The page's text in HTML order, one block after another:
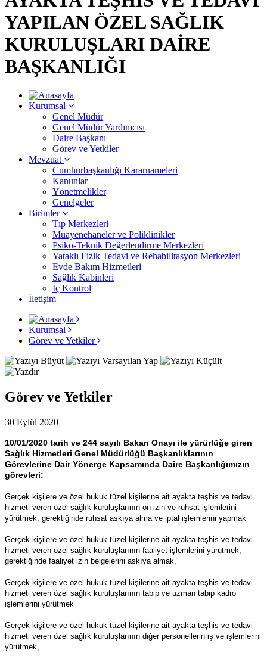
YAPILAN ÖZEL SAĞLIK
KURULUŞLARI DAİRE
BAŞKANLIĞI
Kurumsal
Genel Müdür
Genel Müdür Yardımcısı
Daire Başkanı
Görev ve Yetkiler
Mevzuat
Cumhurbaşkanlığı Kararnameleri
Kanunlar
Yönetmelikler
Genelgeler
Birimler
Tıp Merkezleri
Muayenehaneler ve Poliklinikler
Psiko-Teknik Değerlendirme Merkezleri
Yataklı Fizik Tedavi ve Rehabilitasyon Merkezleri
Evde Bakım Hizmetleri
Sağlık Kabinleri
İç Kontrol
İletişim
Kurumsal
Görev ve Yetkiler
Görev ve Yetkiler
30 Eylül 2020
10/01/2020 tarih ve 244 sayılı Bakan Onayı ile yürürlüğe giren
Sağlık Hizmetleri Genel Müdürlüğü Başkanlıklarının
Görevlerine Dair Yönerge Kapsamında Daire Başkanlığımızın
görevleri:
Gerçek kişilere ve özel hukuk tüzel kişilerine ait ayakta teşhis ve tedavi
hizmeti veren özel sağlık kuruluşlarının ön izin ve ruhsat işlemlerini
yürütmek, gerektiğinde ruhsat askıya alma ve iptal işlemlerini yapmak
Gerçek kişilere ve özel hukuk tüzel kişilerine ait ayakta teşhis ve tedavi
hizmeti veren özel sağlık kuruluşlarının faaliyet işlemlerini yürütmek,
gerektiğinde faaliyet izin belgelerini askıya almak,
Gerçek kişilere ve özel hukuk tüzel kişilerine ait ayakta teşhis ve tedavi
hizmeti veren özel sağlık kuruluşlarının tabip ve uzman tabip kadro
işlemlerini yürütmek
Gerçek kişilere ve özel hukuk tüzel kişilerine ait ayakta teşhis ve tedavi
hizmeti veren özel sağlık kuruluşlarının diğer personellerin iş ve işlemlerini
yürütmek,